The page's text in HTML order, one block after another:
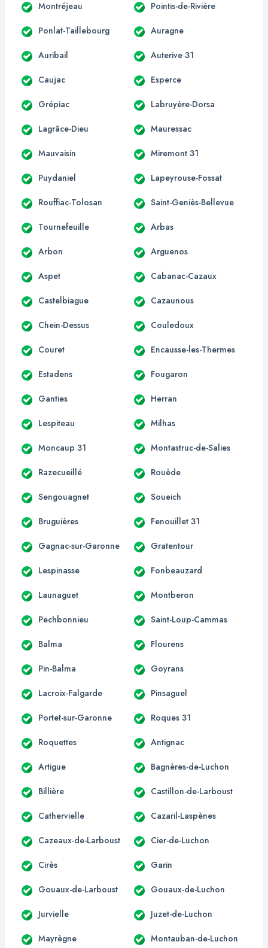
Montréjeau Pointis-de-Rivière
Ponlat-Taillebourg Auragne
Auribail Auterive 31
Caujac Esperce
Grépiac Labruyère-Dorsa
Lagrâce-Dieu Mauressac
Mauvaisin Miremont 31
Puydaniel Lapeyrouse-Fossat
Rouffiac-Tolosan Saint-Geniès-Bellevue
Tournefeuille Arbas
Arbon Arguenos
Aspet Cabanac-Cazaux
Castelbiague Cazaunous
Chein-Dessus Couledoux
Couret Encausse-les-Thermes
Estadens Fougaron
Ganties Herran
Lespiteau Milhas
Moncaup 31 Montastruc-de-Salies
Razecueillé Rouède
Sengouagnet Soueich
Bruguières Fenouillet 31
Gagnac-sur-Garonne Gratentour
Lespinasse Fonbeauzard
Launaguet Montberon
Pechbonnieu Saint-Loup-Cammas
Balma Flourens
Pin-Balma Goyrans
Lacroix-Falgarde Pinsaguel
Portet-sur-Garonne Roques 31
Roquettes Antignac
Artigue Bagnères-de-Luchon
Billière Castillon-de-Larboust
Cathervielle Cazaril-Laspènes
Cazeaux-de-Larboust Cier-de-Luchon
Cirès Garin
Gouaux-de-Larboust Gouaux-de-Luchon
Jurvielle Juzet-de-Luchon
Mayrègne Montauban-de-Luchon